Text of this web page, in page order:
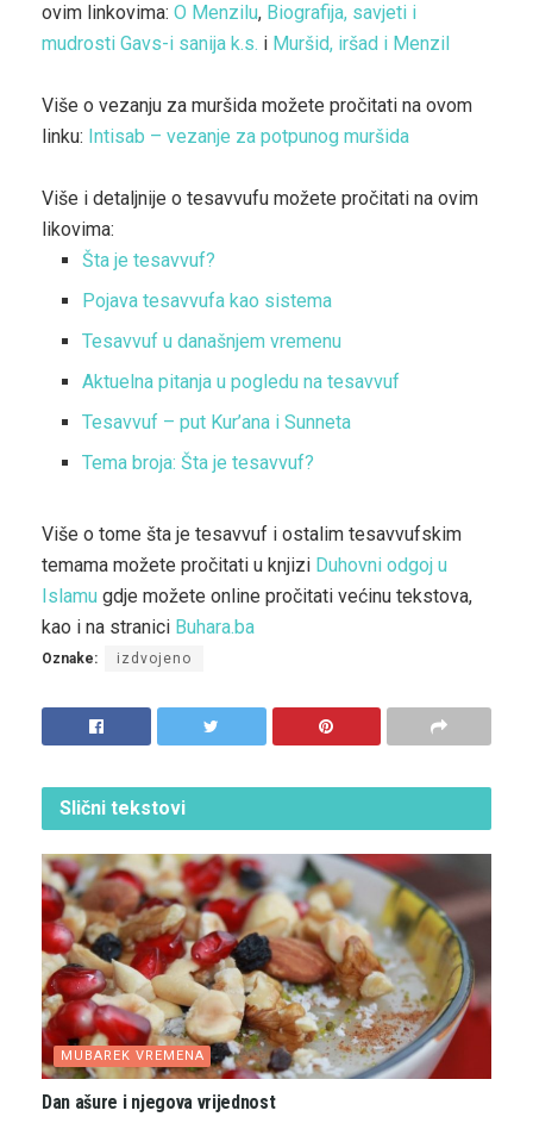
ovim linkovima: O Menzilu, Biografija, savjeti i
mudrosti Gavs-i sanija k.s. i Muršid, iršad i Menzil
Više o vezanju za muršida možete pročitati na ovom
linku: Intisab – vezanje za potpunog muršida
Više i detaljnije o tesavvufu možete pročitati na ovim
likovima:
Šta je tesavvuf?
Pojava tesavvufa kao sistema
Tesavvuf u današnjem vremenu
Aktuelna pitanja u pogledu na tesavvuf
Tesavvuf – put Kur’ana i Sunneta
Tema broja: Šta je tesavvuf?
Više o tome šta je tesavvuf i ostalim tesavvufskim
temama možete pročitati u knjizi Duhovni odgoj u
Islamu gdje možete online pročitati većinu tekstova,
kao i na stranici Buhara.ba
Oznake: izdvojeno
Slični tekstovi
MUBAREK VREMENA
Dan ašure i njegova vrijednost